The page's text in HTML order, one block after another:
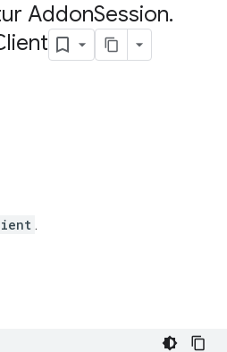
AddonSession.
.